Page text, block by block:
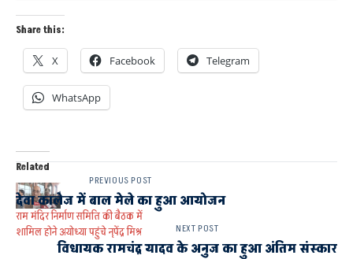
Share this:
X Facebook Telegram
WhatsApp
Related
राम मंदिर निर्माण समिति की बैठक में
शामिल होने अयोध्या पहुंचे नृपेंद्र मिश्र
PREVIOUS POST
देवा कालेज में बाल मेले का हुआ आयोजन
NEXT POST
विधायक रामचंद्र यादव के अनुज का हुआ अंतिम संस्कार